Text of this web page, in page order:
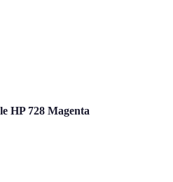
HP 728 Magenta